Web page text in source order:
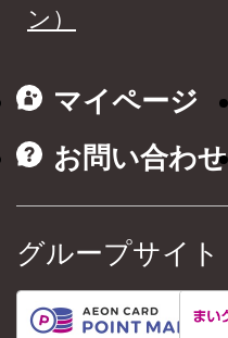
ン）
マイページ
お問い合わせ
グループサイト